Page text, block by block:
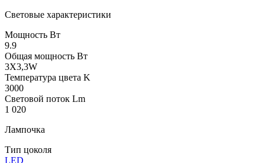
Световые характеристики
Мощность Вт
9.9
Общая мощность Вт
3X3,3W
Температура цвета K
3000
Световой поток Lm
1 020
Лампочка
Тип цоколя
LED